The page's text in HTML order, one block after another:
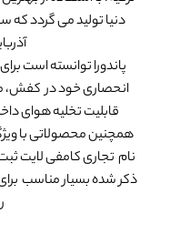
دنیا تولید می گردد که
پاندورا توانسته است
انحصاری خود در کفش،
قابلیت تخلیه هوای
همچنین محصولاتی با
نام تجاری کامفی لایت
ذکر شده بسیار مناسب